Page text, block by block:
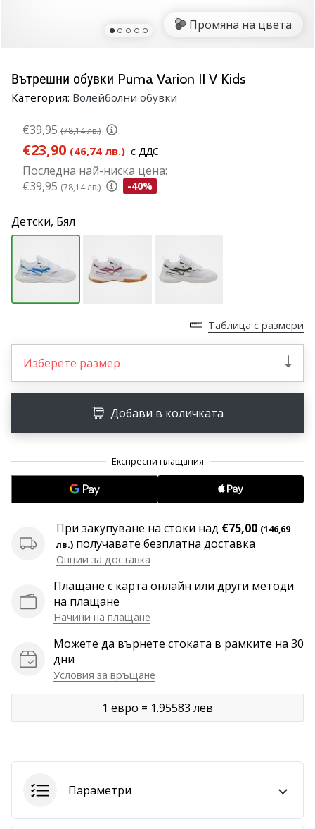
страст
като
Присъединете
се
амбасадор
на
11. 8. 2022
•
1 мин. четене
Партньорска
WeplayVolleyball
Имате
ли
собствен
Facebook
или
дискусионен
форум?
ги
да
генерират
приходи.
…
Покажи
всички
Промяна на цвета
Вътрешни обувки Puma Varion II V Kids
Категория: Волейболни обувки
€39,95 (78,14 лв.)
€23,90 (46,74 лв.) с ДДС
Последна най-ниска цена:
€39,95 (78,14 лв.) -40%
Детски, Бял
Таблица с размери
Изберете размер
Добави в количката
При закупуване на стоки над €75,00 (146,69
лв.) получавате безплатна доставка
Опции за доставка
Плащане с карта онлайн или други методи
на плащане
Начини на плащане
Можете да върнете стоката в рамките на 30
дни
Условия за връщане
1 евро = 1.95583 лев
Параметри